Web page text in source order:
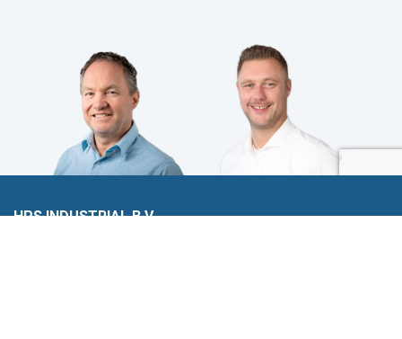
HPS INDUSTRIAL B.V.